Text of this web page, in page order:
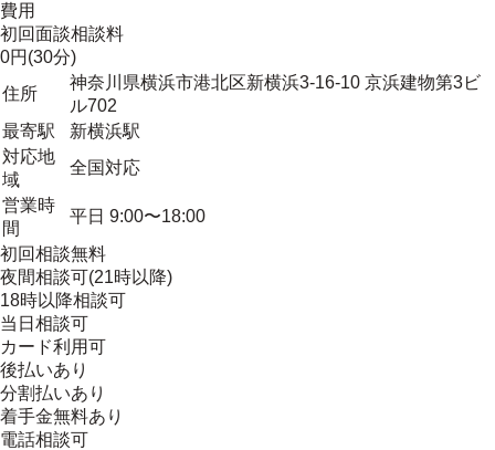
費用
初回面談相談料
0円(30分)
住所
神奈川県横浜市港北区新横浜3-16-10 京浜建物第3ビ
ル702
最寄駅
新横浜駅
対応地
域
全国対応
営業時
間
平日 9:00〜18:00
初回相談無料
夜間相談可(21時以降)
18時以降相談可
当日相談可
カード利用可
後払いあり
分割払いあり
着手金無料あり
電話相談可